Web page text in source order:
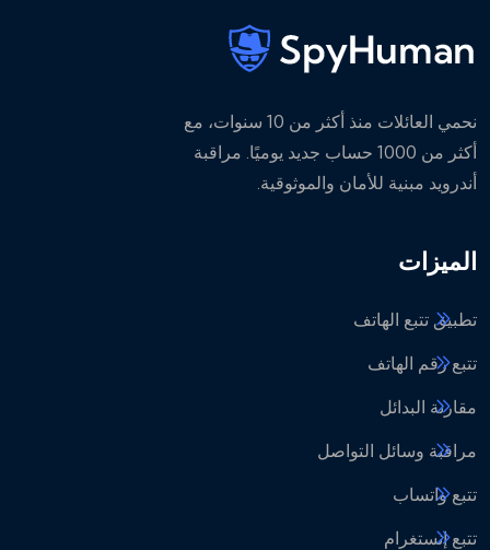
نحمي العائلات منذ أكثر من 10 سنوات، مع
أكثر من 1000 حساب جديد يوميًا. مراقبة
أندرويد مبنية للأمان والموثوقية.
الميزات
تطبيق تتبع الهاتف
تتبع رقم الهاتف
مقارنة البدائل
مراقبة وسائل التواصل
تتبع واتساب
تتبع إنستغرام